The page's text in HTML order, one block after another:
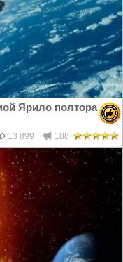
Ярило полтора
13 899 188